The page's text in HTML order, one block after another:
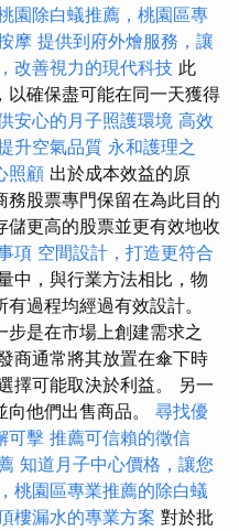
園除白蟻推薦，桃園區專
摩 提供到府外燴服務，讓
改善視力的現代科技 此
以確保盡可能在同一天獲得
安心的月子照護環境 高效
升空氣品質 永和護理之
照顧 出於成本效益的原
務股票專門保留在為此目的
更高的股票並更有效地收
項 空間設計，打造更符合
中，與行業方法相比，物
過程均經過有效設計。
是在市場上創建需求之
商通常將其放置在傘下時
擇可能取決於利益。 另一
他們出售商品。 尋找優
可擊 推薦可信賴的徵信
知道月子中心價格，讓您
桃園區專業推薦的除白蟻
樓漏水的專業方案 對於批